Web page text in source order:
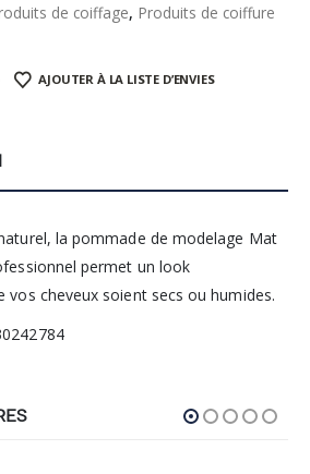
de coiffage, Produits de coiffure
AJOUTER À LA LISTE D’ENVIES
la pommade de modelage Mat
permet un look
vos cheveux soient secs ou humides.